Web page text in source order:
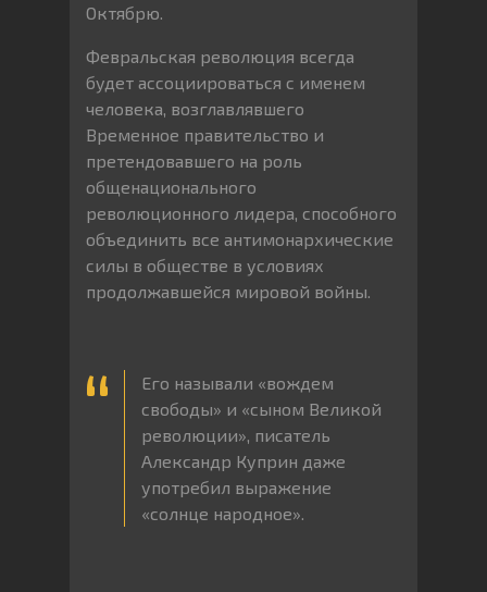
Октябрю.
Февральская революция всегда
будет ассоциироваться с именем
человека, возглавлявшего
Временное правительство и
претендовавшего на роль
общенационального
революционного лидера, способного
объединить все антимонархические
силы в обществе в условиях
продолжавшейся мировой войны.
Его называли «вождем
свободы» и «сыном Великой
революции», писатель
Александр Куприн даже
употребил выражение
«солнце народное».